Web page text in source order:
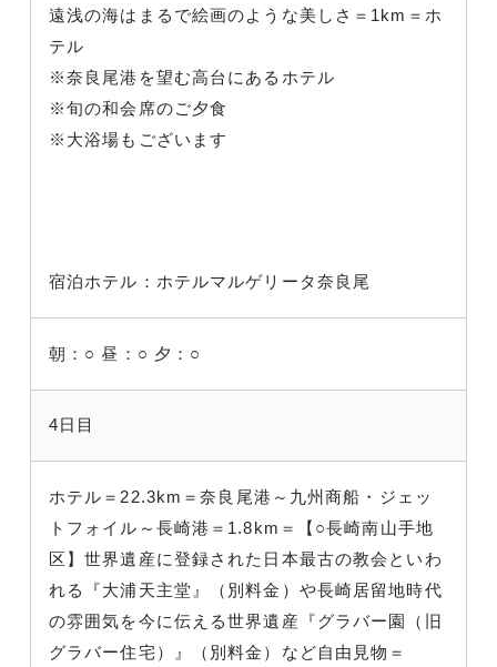
遠浅の海はまるで絵画のような美しさ＝1km＝ホ
テル
※奈良尾港を望む高台にあるホテル
※旬の和会席のご夕食
※大浴場もございます
宿泊ホテル：ホテルマルゲリータ奈良尾
朝：○ 昼：○ 夕：○
4日目
ホテル＝22.3km＝奈良尾港～九州商船・ジェッ
トフォイル～長崎港＝1.8km＝【○長崎南山手地
区】世界遺産に登録された日本最古の教会といわ
れる『大浦天主堂』（別料金）や長崎居留地時代
の雰囲気を今に伝える世界遺産『グラバー園（旧
グラバー住宅）』（別料金）など自由見物＝